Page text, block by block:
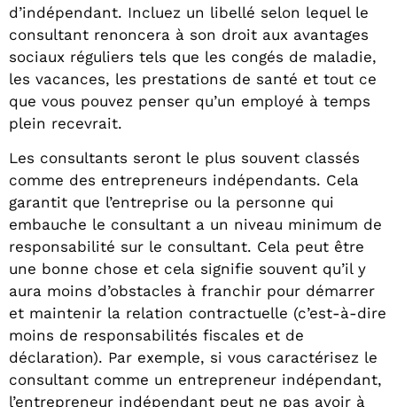
d’indépendant. Incluez un libellé selon lequel le
consultant renoncera à son droit aux avantages
sociaux réguliers tels que les congés de maladie,
les vacances, les prestations de santé et tout ce
que vous pouvez penser qu’un employé à temps
plein recevrait.
Les consultants seront le plus souvent classés
comme des entrepreneurs indépendants. Cela
garantit que l’entreprise ou la personne qui
embauche le consultant a un niveau minimum de
responsabilité sur le consultant. Cela peut être
une bonne chose et cela signifie souvent qu’il y
aura moins d’obstacles à franchir pour démarrer
et maintenir la relation contractuelle (c’est-à-dire
moins de responsabilités fiscales et de
déclaration). Par exemple, si vous caractérisez le
consultant comme un entrepreneur indépendant,
l’entrepreneur indépendant peut ne pas avoir à